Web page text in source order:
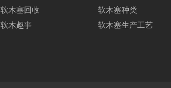
软木塞回收
软木趣事
软木塞种类
软木塞生产工艺